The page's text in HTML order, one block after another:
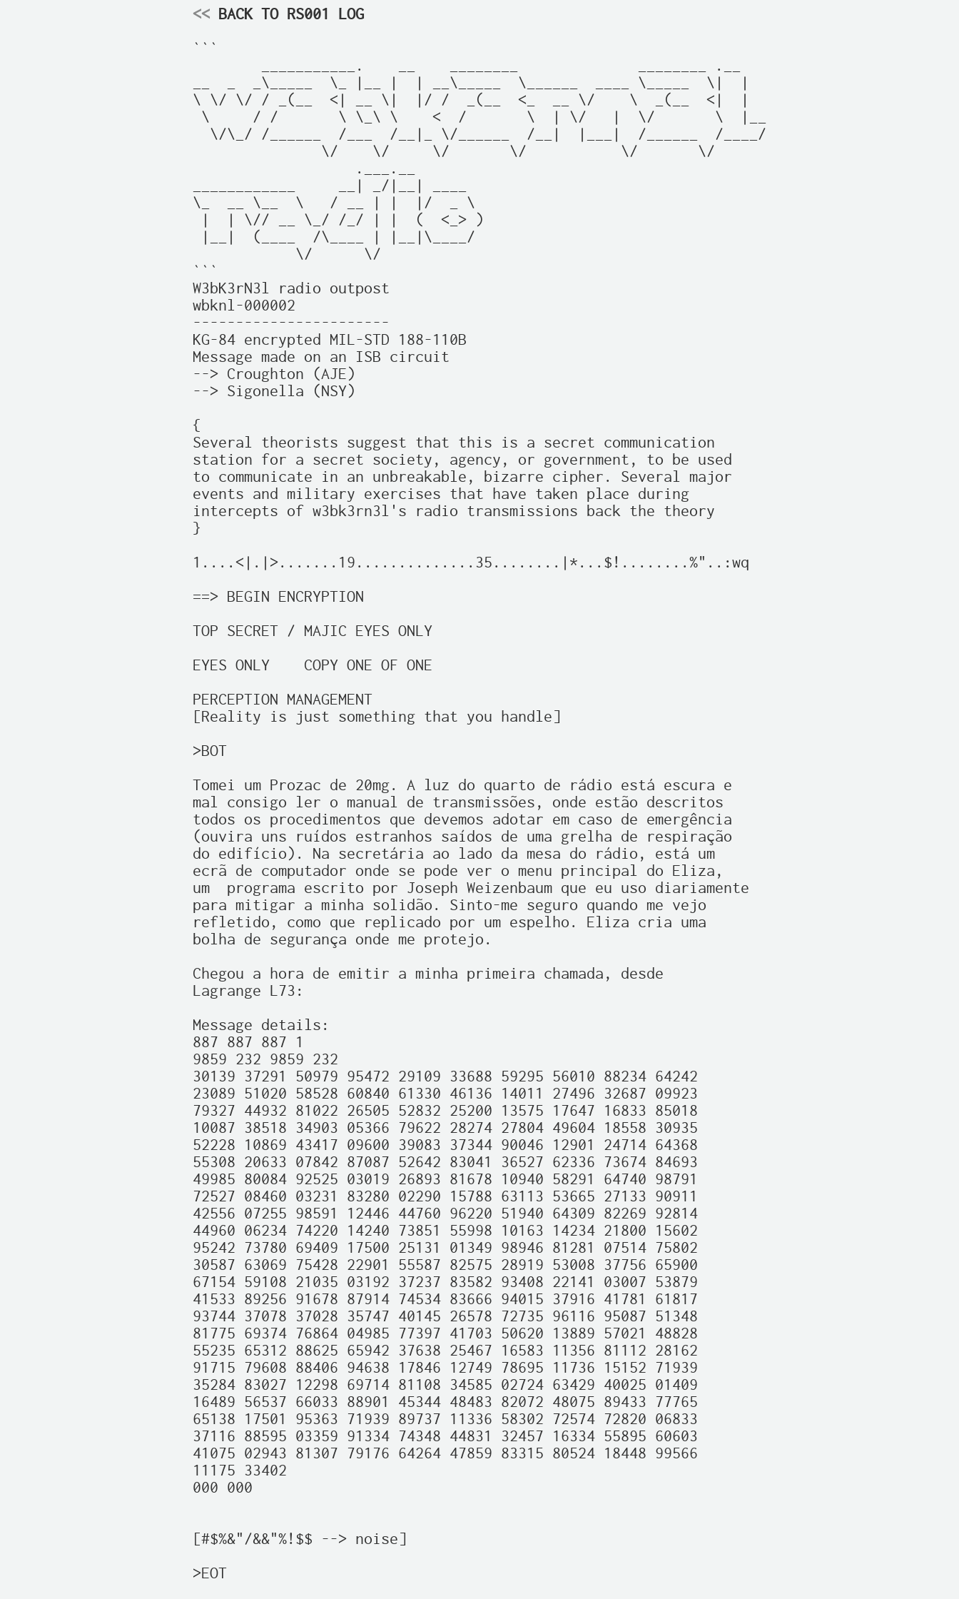
<< BACK TO RS001 LOG
```
        ___________.    __    ________              ________ .__
__  _  _\_____  \_ |__ |  | __\_____  \______  ____ \_____  \|  |
\ \/ \/ / _(__  <| __ \|  |/ /  _(__  <_  __ \/    \  _(__  <|  |
\     / /       \ \_\ \    <  /       \  | \/   |  \/       \  |__
  \/\_/ /______  /___  /__|_ \/______  /__|  |___|  /______  /____/
               \/    \/     \/       \/           \/       \/
                   .___.__
____________     __| _/|__| ____
\_  __ \__  \   / __ | |  |/  _ \
|  | \// __ \_/ /_/ | |  (  <_> )
|__|  (____  /\____ | |__|\____/
            \/      \/
```
W3bK3rN3l radio outpost
wbknl-000002
-----------------------
KG-84 encrypted MIL-STD 188-110B
Message made on an ISB circuit
--> Croughton (AJE)
--> Sigonella (NSY)
{
Several theorists suggest that this is a secret communication
station for a secret society, agency, or government, to be used
to communicate in an unbreakable, bizarre cipher. Several major
events and military exercises that have taken place during
intercepts of w3bk3rn3l's radio transmissions back the theory
}
1....<|.|>.......19..............35........|*...$!........%"..:wq
==> BEGIN ENCRYPTION
TOP SECRET / MAJIC EYES ONLY
EYES ONLY    COPY ONE OF ONE
PERCEPTION MANAGEMENT
[Reality is just something that you handle]
>BOT
Tomei um Prozac de 20mg. A luz do quarto de rádio está escura e
mal consigo ler o manual de transmissões, onde estão descritos
todos os procedimentos que devemos adotar em caso de emergência
(ouvira uns ruídos estranhos saídos de uma grelha de respiração
do edifício). Na secretária ao lado da mesa do rádio, está um
ecrã de computador onde se pode ver o menu principal do Eliza,
um  programa escrito por Joseph Weizenbaum que eu uso diariamente
para mitigar a minha solidão. Sinto-me seguro quando me vejo
refletido, como que replicado por um espelho. Eliza cria uma
bolha de segurança onde me protejo.
Chegou a hora de emitir a minha primeira chamada, desde
Lagrange L73:
Message details:
887 887 887 1
9859 232 9859 232
30139 37291 50979 95472 29109 33688 59295 56010 88234 64242
23089 51020 58528 60840 61330 46136 14011 27496 32687 09923
79327 44932 81022 26505 52832 25200 13575 17647 16833 85018
10087 38518 34903 05366 79622 28274 27804 49604 18558 30935
52228 10869 43417 09600 39083 37344 90046 12901 24714 64368
55308 20633 07842 87087 52642 83041 36527 62336 73674 84693
49985 80084 92525 03019 26893 81678 10940 58291 64740 98791
72527 08460 03231 83280 02290 15788 63113 53665 27133 90911
42556 07255 98591 12446 44760 96220 51940 64309 82269 92814
44960 06234 74220 14240 73851 55998 10163 14234 21800 15602
95242 73780 69409 17500 25131 01349 98946 81281 07514 75802
30587 63069 75428 22901 55587 82575 28919 53008 37756 65900
67154 59108 21035 03192 37237 83582 93408 22141 03007 53879
41533 89256 91678 87914 74534 83666 94015 37916 41781 61817
93744 37078 37028 35747 40145 26578 72735 96116 95087 51348
81775 69374 76864 04985 77397 41703 50620 13889 57021 48828
55235 65312 88625 65942 37638 25467 16583 11356 81112 28162
91715 79608 88406 94638 17846 12749 78695 11736 15152 71939
35284 83027 12298 69714 81108 34585 02724 63429 40025 01409
16489 56537 66033 88901 45344 48483 82072 48075 89433 77765
65138 17501 95363 71939 89737 11336 58302 72574 72820 06833
37116 88595 03359 91334 74348 44831 32457 16334 55895 60603
41075 02943 81307 79176 64264 47859 83315 80524 18448 99566
11175 33402
000 000
[#$%&"/&&"%!$$ --> noise]
>EOT